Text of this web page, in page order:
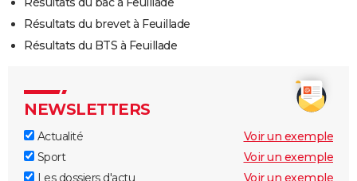
Résultats du brevet à Feuillade
Résultats du BTS à Feuillade
NEWSLETTERS
Actualité
Voir un exemple
Sport
Voir un exemple
Les dossiers d'actu
Voir un exemple